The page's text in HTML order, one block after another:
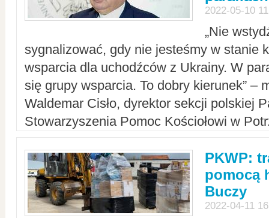
2022-05-10
„Nie
sygnalizować, gdy nie jesteśmy w stanie
wsparcia dla uchodźców z Ukrainy. W
się grupy wsparcia. To dobry kierunek” –
Waldemar Cisło, dyrektor sekcji polskiej
Stowarzyszenia Pomoc Kościołowi w
PKWP:
pomocą
Buczy
2022-04-11